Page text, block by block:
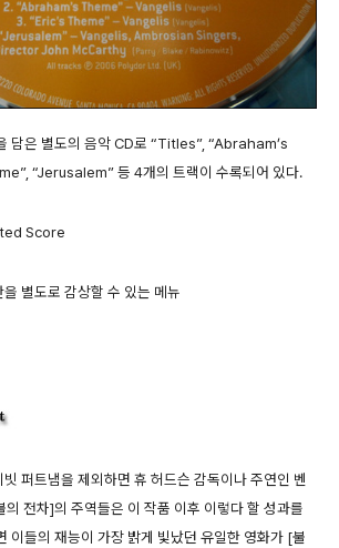
담은 별도의 음악 CD로 “Titles”, “Abraham’s
“Jerusalem” 등 4개의 트랙이 수록되어 있다.
Score
별도로 감상할 수 있는 메뉴
퍼트냄을 제외하면 휴 허드슨 감독이나 주연인 벤
전차]의 주역들은 이 작품 이후 이렇다 할 성과를
이들의 재능이 가장 밝게 빛났던 유일한 영화가 [불